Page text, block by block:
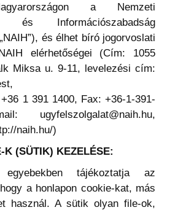
a Nemzeti
és Információszabadság
és élhet bíró jogorvoslati
elérhetőségei (Cím: 1055
Miksa u. 9-11, levelezési cím:
1 391 1400, Fax: +36-1-391-
ugyfelszolgalat@naih.hu,
naih.hu/)
K (SÜTIK) KEZELÉSE:
egyebekben tájékoztatja az
a honlapon cookie-kat, más
használ. A sütik olyan file-ok,